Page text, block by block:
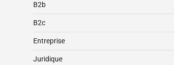
B2b
B2c
Entreprise
Juridique